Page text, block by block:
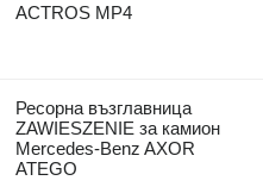
ACTROS MP4
Ресорна възглавница
ZAWIESZENIE за камион
Mercedes-Benz AXOR
ATEGO